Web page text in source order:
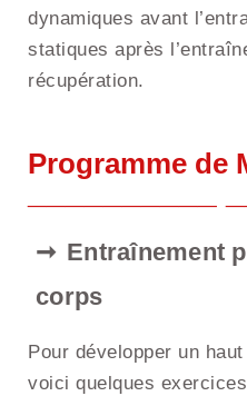
dynamiques avant
statiques après
récupération.
Programme de
Entraînement
corps
Pour développer un
voici quelques